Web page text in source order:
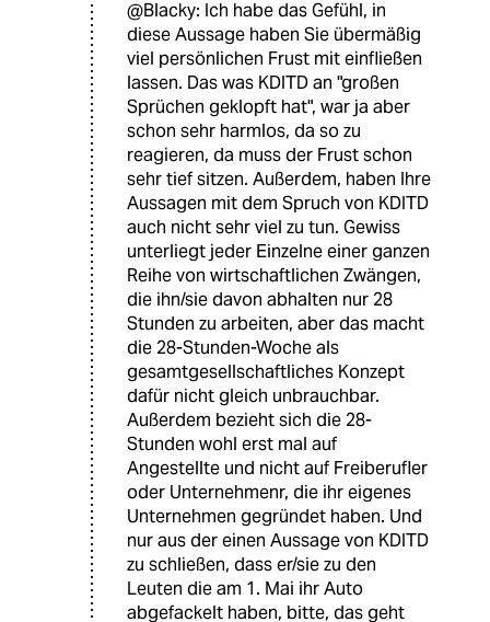
@Blacky: Ich habe das Gefühl, in
diese Aussage haben Sie übermäßig
viel persönlichen Frust mit einfließen
lassen. Das was KDITD an "großen
Sprüchen geklopft hat", war ja aber
schon sehr harmlos, da so zu
reagieren, da muss der Frust schon
sehr tief sitzen. Außerdem, haben Ihre
Aussagen mit dem Spruch von KDITD
auch nicht sehr viel zu tun. Gewiss
unterliegt jeder Einzelne einer ganzen
Reihe von wirtschaftlichen Zwängen,
die ihn/sie davon abhalten nur 28
Stunden zu arbeiten, aber das macht
die 28-Stunden-Woche als
gesamtgesellschaftliches Konzept
dafür nicht gleich unbrauchbar.
Außerdem bezieht sich die 28-
Stunden wohl erst mal auf
Angestellte und nicht auf Freiberufler
oder Unternehmenr, die ihr eigenes
Unternehmen gegründet haben. Und
nur aus der einen Aussage von KDITD
zu schließen, dass er/sie zu den
Leuten die am 1. Mai ihr Auto
abgefackelt haben, bitte, das geht